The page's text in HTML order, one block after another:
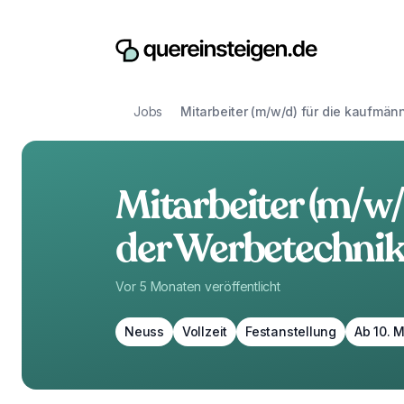
Jobs Mitarbeiter (m/w/d) für die
Mitarbeiter (m/
der
Vor 5 Monaten veröffentlicht
Neuss Vollzeit Festanstellung Ab 10.